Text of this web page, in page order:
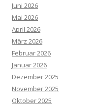
Juni 2026
Mai 2026
April 2026
März 2026
Februar 2026
Januar 2026
Dezember 2025
November 2025
Oktober 2025